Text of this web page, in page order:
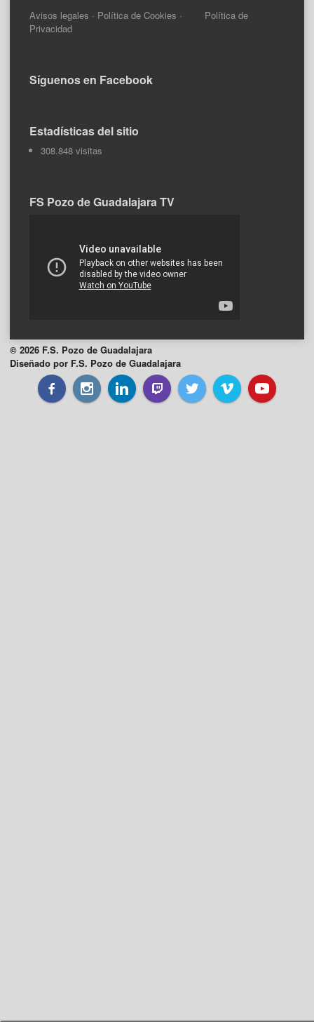
Avisos legales · Política de Cookies · Política de
Privacidad
Síguenos en Facebook
Estadísticas del sitio
308.848 visitas
FS Pozo de Guadalajara TV
© 2026 F.S. Pozo de Guadalajara
Diseñado por F.S. Pozo de Guadalajara